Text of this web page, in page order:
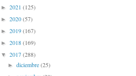
► 2021 (125)
► 2020(57)
► 2019(167)
► 2018(169)
▼ 2017(288)
►diciembre(25)